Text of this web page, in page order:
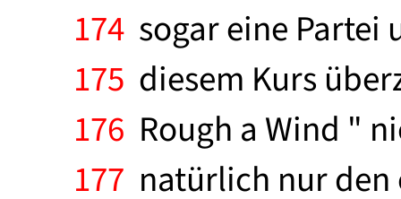
174 sogar eine
175 diesem Kurs
176 Rough a Wind "
177 natürlich nur den